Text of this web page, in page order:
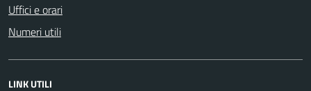
Uffici e orari
Numeri utili
LINK UTILI